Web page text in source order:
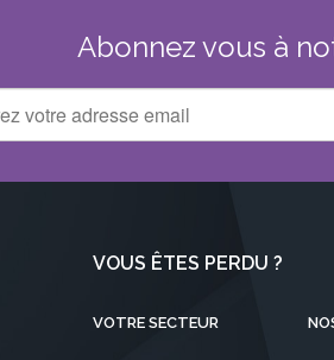
Abonnez vous à
VOUS ÊTES PERDU ?
VOTRE SECTEUR